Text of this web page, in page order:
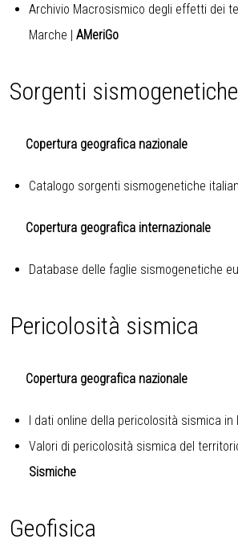
Archivio Macrosismico degli effetti dei
Marche
AMeriGo
Sorgenti sismogenetiche
Copertura geografica nazionale
Catalogo sorgenti sismogenetiche
Copertura geografica internazionale
Database delle faglie sismogenetiche
Pericolosità sismica
Copertura geografica nazionale
I dati online della pericolosità sismica in
Valori di pericolosità sismica del
Sismiche
Geofisica